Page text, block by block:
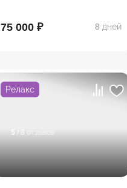
Сахрайские
75 000 ₽ 8 дней
Релакс
5 / 8 отзывов